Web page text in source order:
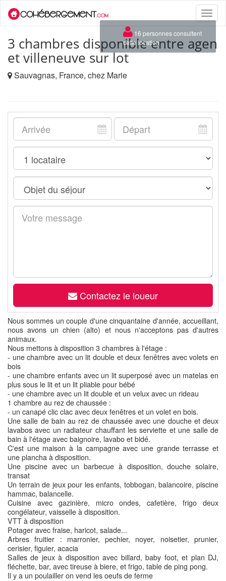
Toggle
3 chambres disponible entre agen
et villeneuve sur lot
Sauvagnas, France, chez Marie
Contactez le loueur
Nous sommes un couple d'une cinquantaine d'année, accueillant,
nous avons un chien (alto) et nous n'acceptons pas d'autres
animaux.
Nous mettons à disposition 3 chambres à l'étage :
- une chambre avec un lit double et deux fenêtres avec volets en
bois
- une chambre enfants avec un lit superposé avec un matelas en
plus sous le lit et un lit pliable pour bébé
- une chambre avec un lit double et un velux avec un rideau
1 chambre au rez de chaussée :
- un canapé clic clac avec deux fenêtres et un volet en bois.
Une salle de bain au rez de chaussée avec une douche et deux
lavabos avec un radiateur chauffant les serviette et une salle de
bain à l'étage avec baignoire, lavabo et bidé.
C'est une maison à la campagne avec une grande terrasse et
une plancha à disposition.
Une piscine avec un barbecue à disposition, douche solaire,
transat
Un terrain de jeux pour les enfants, tobbogan, balancoire, piscine
hammac, balancelle.
Cuisine avec gazinière, micro ondes, cafetière, frigo deux
congélateur, vaisselle à disposition.
VTT à disposition
Potager avec fraise, haricot, salade...
Arbres fruitier : marronier, pechier, noyer, noisetier, prunier,
cerisier, figuier, acacia
Salles de jeux à disposition avec billard, baby foot, et plan DJ,
fléchette, bar, avec tireuse à biere, et frigo, table de ping pong.
Il y a un poulailler on vend les oeufs de ferme
×
16 personnes consultent
cette location